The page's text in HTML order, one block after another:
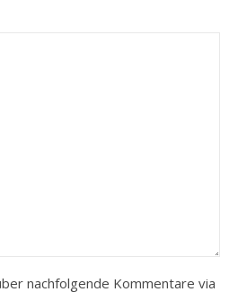
nachfolgende Kommentare via